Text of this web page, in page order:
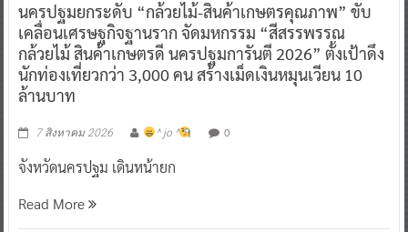
นครปฐมยกระดับ “กล้วยไม้-สินค้าเกษตรคุณภาพ” ขับ
เคลื่อนเศรษฐกิจฐานราก จัดมหกรรม “สีสรรพรรณ
กล้วยไม้ สินค้าเกษตรดี นครปฐมการันตี 2026” ตั้งเป้าดึง
นักท่องเที่ยวกว่า 3,000 คน สร้างเม็ดเงินหมุนเวียน 10
ล้านบาท
7 สิงหาคม 2026 ^ jo ^ 0
จังหวัดนครปฐม เดินหน้ายก
Read More